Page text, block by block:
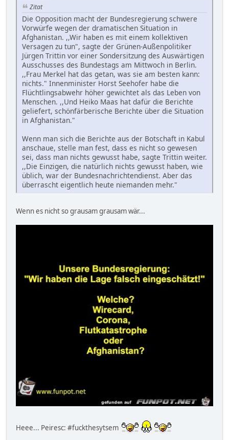
Zitat
Die Opposition macht der Bundesregierung schwere
Vorwürfe wegen der dramatischen Situation in
Afghanistan. ,,Wir haben es mit einem kollektiven
Versagen zu tun", sagte der Grünen-Außenpolitiker
Jürgen Trittin vor einer Sondersitzung des Auswärtigen
Ausschusses des Bundestags am Mittwoch in Berlin.
,,Frau Merkel hat das getan, was sie am besten kann:
nichts." Innenminister Horst Seehofer habe die
Flüchtlingsabwehr höher gewichtet als das Leben von
Menschen. ,,Und Heiko Maas hat dafür die Berichte
geliefert, schönfärberische Berichte über die Situation
in Afghanistan."
Wenn man sich die Berichte aus der Botschaft in Kabul
anschaue, stelle man fest, dass es nicht so gewesen
sei, dass man nichts gewusst habe, sagte Trittin weiter.
,,Die Einzigen, die natürlich nichts gewusst haben, wie
üblich, war der Bundesnachrichtendienst. Aber das
überrascht eigentlich heute niemanden mehr."
Wenn es nicht so grausam grausam wär...
Heee... Peiresc: #fuckthesytsem